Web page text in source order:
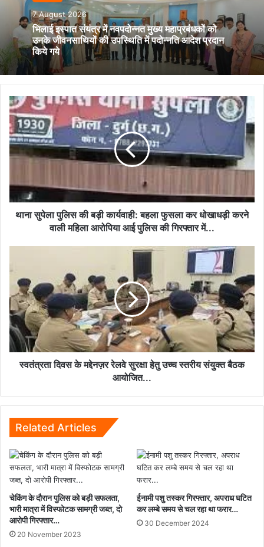
7 August 2026
भिलाई इस्पात संयंत्र में नवपदोन्नत मुख्य महाप्रबंधकों को
उनके जीवनसाथियों की उपस्थिति में पदोन्नति आदेश प्रदान
किये गये
थाना
सुपेला
पुलिस
की
बड़ी
फुसला
कर
धोखाधड़ी
आई
पुलिस
की
गिरफ्तार
में...
थाना सुपेला पुलिस की बड़ी कार्यवाही: बहला फुसला कर धोखाधड़ी करने
वाली महिला आरोपिया आई पुलिस की गिरफ्तार में...
मद्देनज़र
रेलवे
सुरक्षा
हेतु
उच्च
स्तरीय
संयुक्तस्वतंत्रता दिवस के मद्देनज़र रेलवे सुरक्षा हेतु उच्च स्तरीय संयुक्त बैठक
आयोजित...
Related Articles
चेकिंग के दौरान पुलिस को बड़ी सफलता,
भारी मात्रा में विस्फोटक सामग्री जब्त, दो
आरोपी गिरफ्तार…
20 November 2023
ईनामी पशु तस्कर गिरफ्तार, अपराध घटित
कर लम्बे समय से चल रहा था फरार…
30 December 2024